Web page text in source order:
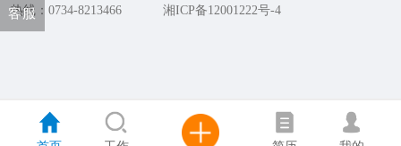
热线：0734-8213466 湘ICP备12001222号-4
客服